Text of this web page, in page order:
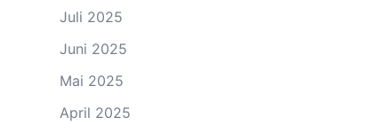
Juli 2025
Juni 2025
Mai 2025
April 2025